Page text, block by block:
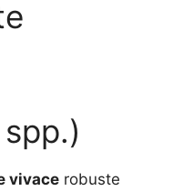
vivace robuste